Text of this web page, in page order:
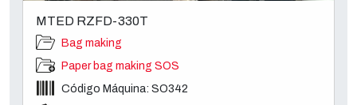
MTED RZFD-330T
Bag making
Paper bag making SOS
Código Máquina: SO342